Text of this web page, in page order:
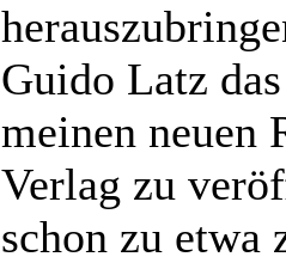
Guido Latz
meinen neuen
Verlag zu
schon zu